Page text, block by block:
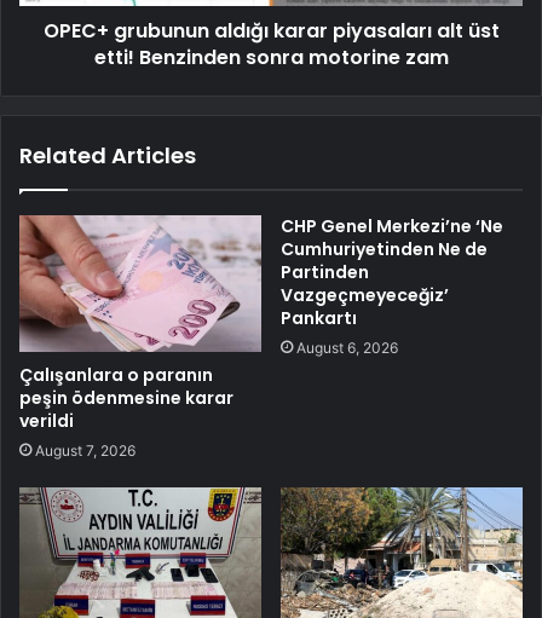
OPEC+ grubunun aldığı karar piyasaları alt üst
etti! Benzinden sonra motorine zam
Related Articles
Çalışanlara o paranın
peşin ödenmesine karar
verildi
August 7, 2026
CHP Genel Merkezi’ne ‘Ne
Cumhuriyetinden Ne de
Partinden
Vazgeçmeyeceğiz’
Pankartı
August 6, 2026